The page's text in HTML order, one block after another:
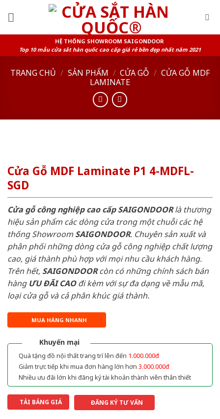
HỆ THỐNG SHOWROOM SAIGONDOOR
Top 10 mẫu cửa sắt hàn quốc cao cấp giá rẻ bền đẹp nhất năm 2021
TRANG CHỦ / SẢN PHẨM / CỬA GỖ / CỬA GỖ MDF
LAMINATE
Cửa Gỗ MDF Laminate P1 4-MDFL-
SGD
Cửa gỗ công nghiệp cao cấp SAIGONDOORlà thương
hiệu sản phẩm các dòng cửa trong một chuỗi các hệ
thống ShowroomSAIGONDOOR. Chuyên sản xuất và
phân phối những dòng cửa gỗ công nghiệp chất lượng
cao, giá thành phù hợp với mọi nhu cầu khách hàng.
Trên hết, SAIGONDOORcòn có những chính sách bán
hàng ƯU ĐÃI CAOđi kèm với sự đa dạng về mẫu mã,
loại cửa gỗ và cả phân khúc giá thành.
MUA HÀNG NHANH
Khuyến mại
Quà tặng đồ nội thất trang trí lên đến 1.000.000đ
Giảm trực tiếp khi mua đơn hàng lớn hơn 3.000.000đ
Nhiều ưu đãi lớn khi đăng ký tài khoản thành viên thân thiết
TẢI BẢNG GIÁ ĐĂNG KÝ TƯ VẤN